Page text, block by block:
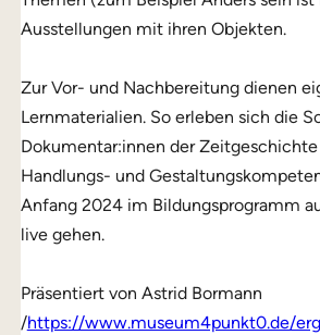
Ausstellungen mit ihren Objekten.
Zur Vor- und Nachbereitung dienen
Lernmaterialien. So erleben sich die
Dokumentar:innen der
Handlungs- und
Anfang 2024 im Bildungsprogramm
live gehen.
Präsentiert von Astrid Bormann
/https://www.museum4punkt0.de/